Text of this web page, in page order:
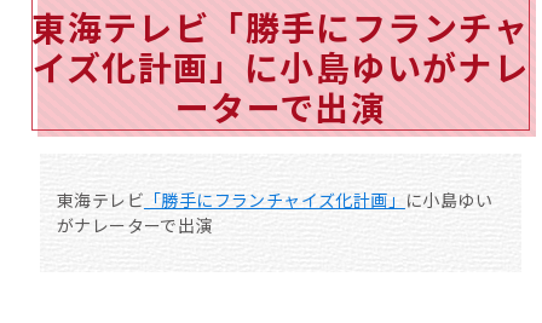
東海テレビ「勝手にフランチャ
イズ化計画」に小島ゆいがナレ
ーターで出演
東海テレビ 「勝手にフランチャイズ化計画」 に小島ゆい
がナレーターで出演